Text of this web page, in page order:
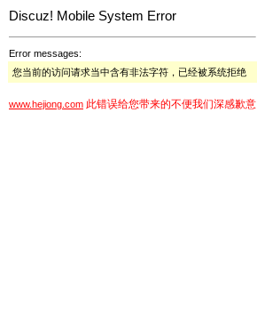
Discuz! Mobile System Error
Error messages:
您当前的访问请求当中含有非法字符，已经被系统拒绝
www.hejiong.com 此错误给您带来的不便我们深感歉意